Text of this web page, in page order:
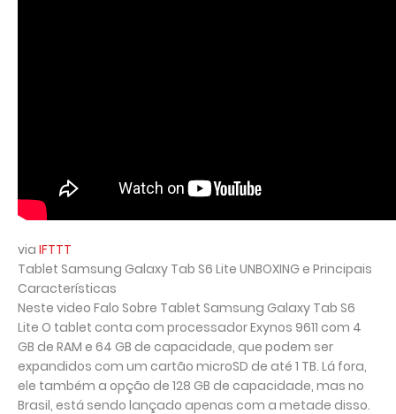
via IFTTT
Tablet Samsung Galaxy Tab S6 Lite UNBOXING e Principais
Características
Neste video Falo Sobre Tablet Samsung Galaxy Tab S6
Lite O tablet conta com processador Exynos 9611 com 4
GB de RAM e 64 GB de capacidade, que podem ser
expandidos com um cartão microSD de até 1 TB. Lá fora,
ele também a opção de 128 GB de capacidade, mas no
Brasil, está sendo lançado apenas com a metade disso.